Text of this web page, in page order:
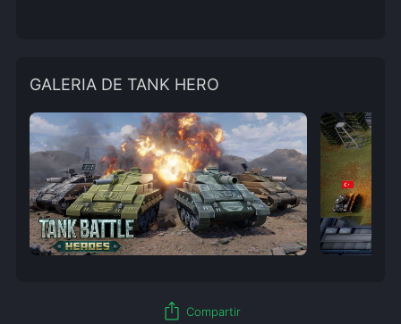
GALERIA DE TANK HERO
ios_share Compartir